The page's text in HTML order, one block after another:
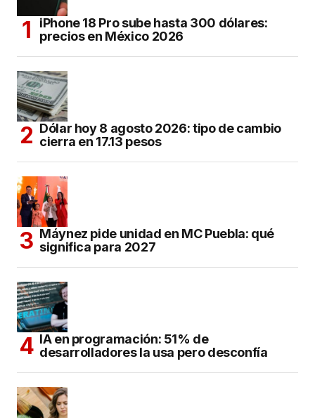
iPhone 18 Pro sube hasta 300 dólares:
precios en México 2026
Dólar hoy 8 agosto 2026: tipo de cambio
cierra en 17.13 pesos
Máynez pide unidad en MC Puebla: qué
significa para 2027
IA en programación: 51% de
desarrolladores la usa pero desconfía